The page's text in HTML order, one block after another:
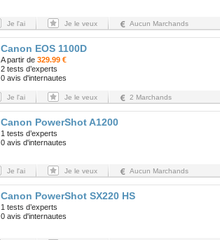
Je l'ai Je le veux Aucun Marchands
Canon EOS 1100D
A partir de 329.99 €
2 tests d’experts
0 avis d'internautes
Je l'ai Je le veux 2 Marchands
Canon PowerShot A1200
1 tests d’experts
0 avis d'internautes
Je l'ai Je le veux Aucun Marchands
Canon PowerShot SX220 HS
1 tests d’experts
0 avis d'internautes